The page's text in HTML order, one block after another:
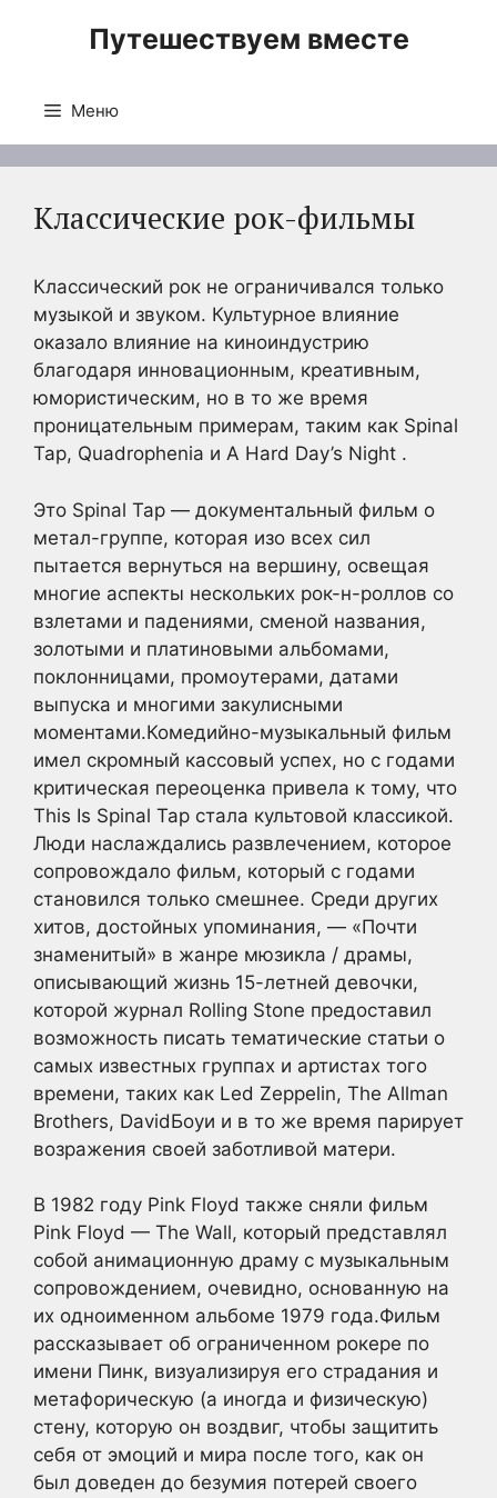
Путешествуем вместе
Меню
Классические рок-фильмы
Классический рок не ограничивался только
музыкой и звуком. Культурное влияние
оказало влияние на киноиндустрию
благодаря инновационным, креативным,
юмористическим, но в то же время
проницательным примерам, таким как Spinal
Tap, Quadrophenia и A Hard Day’s Night .
Это Spinal Tap — документальный фильм о
метал-группе, которая изо всех сил
пытается вернуться на вершину, освещая
многие аспекты нескольких рок-н-роллов со
взлетами и падениями, сменой названия,
золотыми и платиновыми альбомами,
поклонницами, промоутерами, датами
выпуска и многими закулисными
моментами.Комедийно-музыкальный фильм
имел скромный кассовый успех, но с годами
критическая переоценка привела к тому, что
This Is Spinal Tap стала культовой классикой.
Люди наслаждались развлечением, которое
сопровождало фильм, который с годами
становился только смешнее. Среди других
хитов, достойных упоминания, — «Почти
знаменитый» в жанре мюзикла / драмы,
описывающий жизнь 15-летней девочки,
которой журнал Rolling Stone предоставил
возможность писать тематические статьи о
самых известных группах и артистах того
времени, таких как Led Zeppelin, The Allman
Brothers, DavidБоуи и в то же время парирует
возражения своей заботливой матери.
В 1982 году Pink Floyd также сняли фильм
Pink Floyd — The Wall, который представлял
собой анимационную драму с музыкальным
сопровождением, очевидно, основанную на
их одноименном альбоме 1979 года.Фильм
рассказывает об ограниченном рокере по
имени Пинк, визуализируя его страдания и
метафорическую (а иногда и физическую)
стену, которую он воздвиг, чтобы защитить
себя от эмоций и мира после того, как он
был доведен до безумия потерей своего